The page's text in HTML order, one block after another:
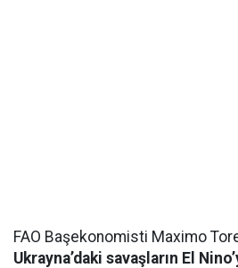
FAO Başekonomisti Maximo
Ukrayna’daki savaşların El